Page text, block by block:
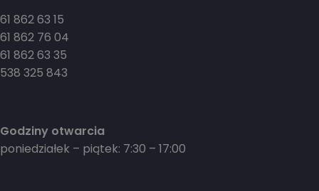
61 862 63 15
61 862 76 04
61 862 63 35
538 325 843
Godziny otwarcia
poniedziałek – piątek: 7:30 – 17:00